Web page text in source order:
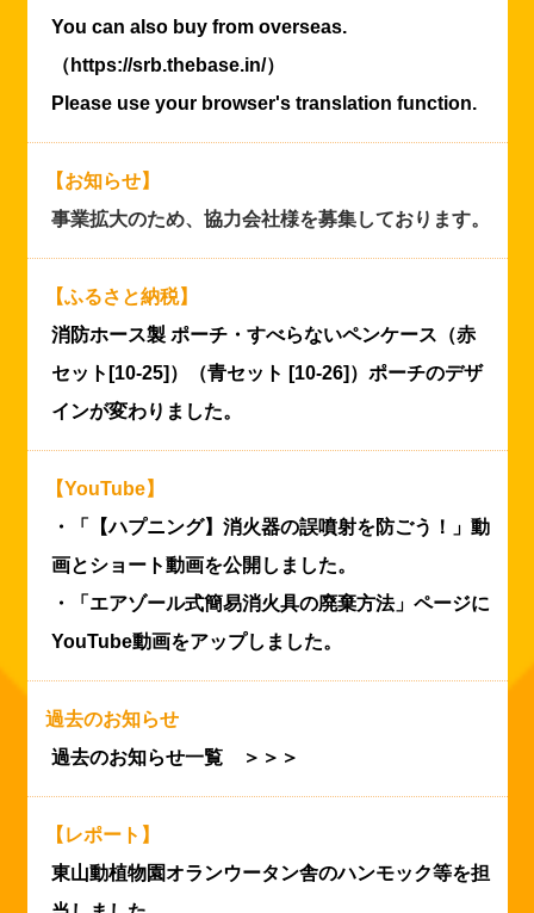
You can also buy from overseas.
（https://srb.thebase.in/）
Please use your browser's translation function.
【お知らせ】
事業拡大のため、協力会社様を募集しております。
【ふるさと納税】
消防ホース製 ポーチ・すべらないペンケース（赤
セット[10-25]）（青セット [10-26]）ポーチのデザ
インが変わりました。
【YouTube】
・「【ハプニング】消火器の誤噴射を防ごう！」動
画とショート動画を公開しました。
・「エアゾール式簡易消火具の廃棄方法」ページに
YouTube動画をアップしました。
過去のお知らせ
過去のお知らせ一覧 ＞＞＞
【レポート】
東山動植物園オランウータン舎のハンモック等を担